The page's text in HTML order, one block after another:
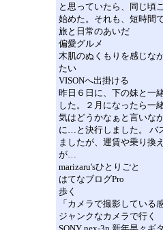
と思っていたら、同じ頃
始めた。それも、短時間
旅と日常のあいだ
偏愛グルメ
木肌のぬくもりを感じな
たい
VISONへ出掛ける
昨日６日に、下の妹と一
した。２月になったら一
気はどうかなぁと言いな
に…と決行しました。 バ
ましたが、運賃や乗り換
が…
marizaru'sひとりごと
はてなブログPro
歩く
「カメラで撮影している
ジャンクなカメラで行く